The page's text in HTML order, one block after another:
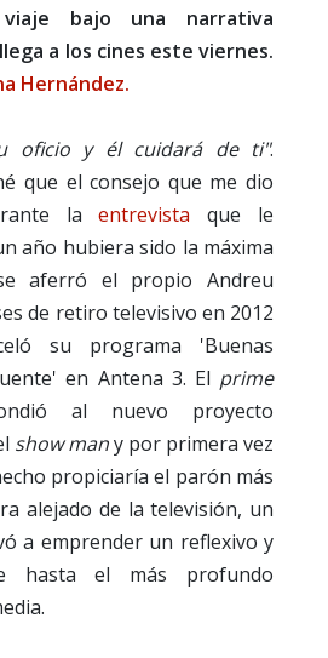
bajo una narrativa
a los cines este viernes.
Hernández.
oficio y él cuidará de ti".
que el consejo que me dio
laentrevista que le
año hubiera sido la máxima
aferró el propio Andreu
de retiro televisivo en 2012
su programa 'Buenas
en Antena 3. El prime
al nuevo proyecto
show many por primera vez
propiciaría el parón más
alejado de la televisión, un
a emprender un reflexivo y
hasta el más profundo